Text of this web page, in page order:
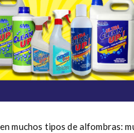
muchos tipos de alfombras: